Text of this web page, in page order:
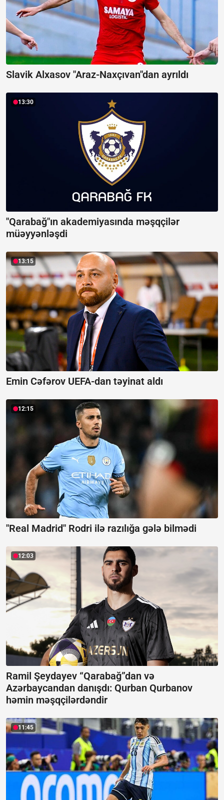
Slavik Alxasov "Araz-Naxçıvan"dan ayrıldı
13:30
"Qarabağ"ın akademiyasında məşqçilər
müəyyənləşdi
13:15
Emin Cəfərov UEFA-dan təyinat aldı
12:15
"Real Madrid" Rodri ilə razılığa gələ bilmədi
12:03
Ramil Şeydayev “Qarabağ”dan və
Azərbaycandan danışdı: Qurban Qurbanov
həmin məşqçilərdəndir
11:45